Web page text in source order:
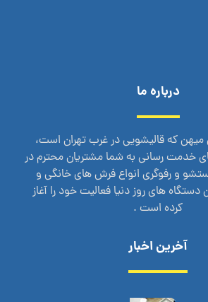
درباره ما
میهن که قالیشویی در غرب تهران است،
راستای خدمت رسانی به شما مشتریان محترم در
و رفوگری انواع فرش های خانگی و
دستگاه های روز دنیا فعالیت خود را آغاز
کرده است .
آخرین اخبار